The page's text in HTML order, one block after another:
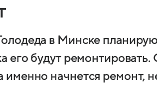
в Минске
его будут
именно начнется ремонт,